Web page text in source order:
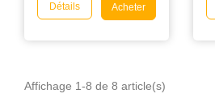
Détails Acheter
Affichage 1-8 de 8 article(s)